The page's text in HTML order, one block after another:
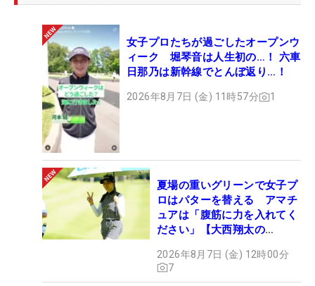
女子プロたちが過ごしたオープンウ
ィーク 堀琴音は人生初の…！ 六車
日那乃は新幹線でとんぼ返り…！
2026年8月7日 (金) 11時57分 1
夏場の重いグリーンで女子プ
ロはパターを替える アマチ
ュアは「腹筋に力を入れてく
ださい」【大西翔太の
2026年8月7日 (金) 12時00分
7